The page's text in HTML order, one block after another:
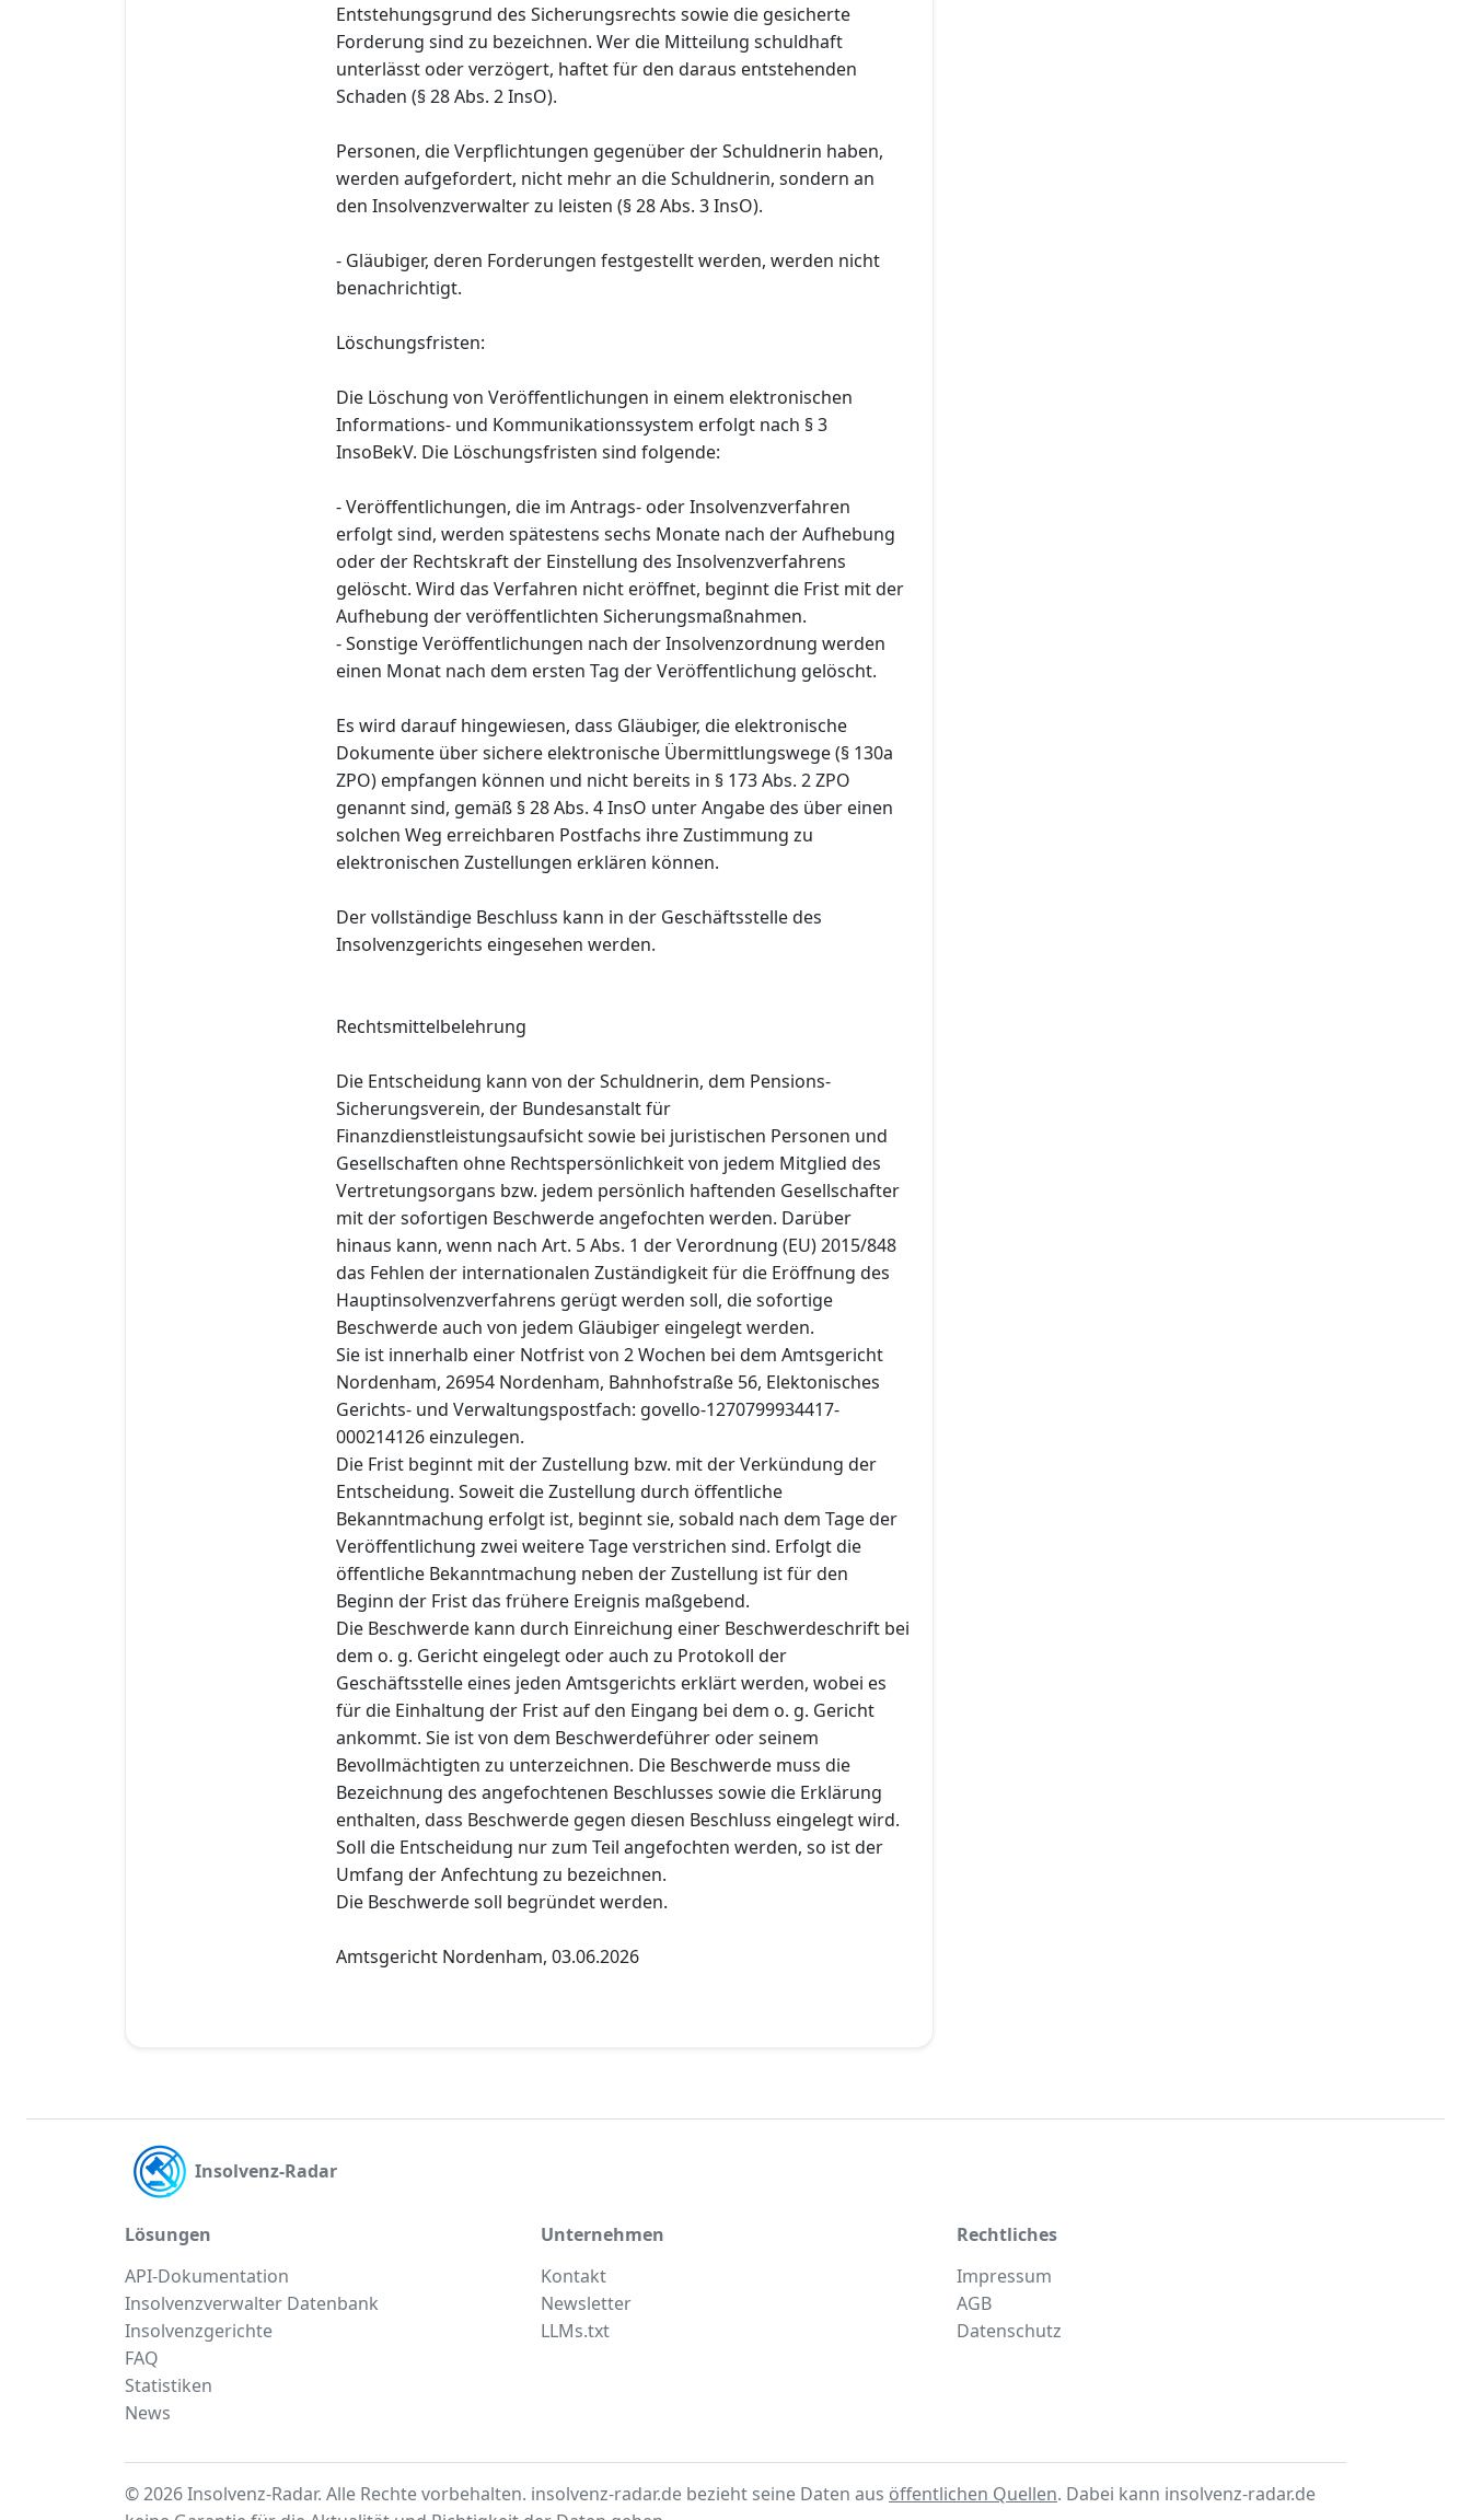
Entstehungsgrund des Sicherungsrechts sowie die gesicherte
Forderung sind zu bezeichnen. Wer die Mitteilung schuldhaft
unterlässt oder verzögert, haftet für den daraus entstehenden
Schaden (§ 28 Abs. 2 InsO).
Personen, die Verpflichtungen gegenüber der Schuldnerin haben,
werden aufgefordert, nicht mehr an die Schuldnerin, sondern an
den Insolvenzverwalter zu leisten (§ 28 Abs. 3 InsO).
- Gläubiger, deren Forderungen festgestellt werden, werden nicht
benachrichtigt.
Löschungsfristen:
Die Löschung von Veröffentlichungen in einem elektronischen
Informations- und Kommunikationssystem erfolgt nach § 3
InsoBekV. Die Löschungsfristen sind folgende:
- Veröffentlichungen, die im Antrags- oder Insolvenzverfahren
erfolgt sind, werden spätestens sechs Monate nach der Aufhebung
oder der Rechtskraft der Einstellung des Insolvenzverfahrens
gelöscht. Wird das Verfahren nicht eröffnet, beginnt die Frist mit der
Aufhebung der veröffentlichten Sicherungsmaßnahmen.
- Sonstige Veröffentlichungen nach der Insolvenzordnung werden
einen Monat nach dem ersten Tag der Veröffentlichung gelöscht.
Es wird darauf hingewiesen, dass Gläubiger, die elektronische
Dokumente über sichere elektronische Übermittlungswege (§ 130a
ZPO) empfangen können und nicht bereits in § 173 Abs. 2 ZPO
genannt sind, gemäß § 28 Abs. 4 InsO unter Angabe des über einen
solchen Weg erreichbaren Postfachs ihre Zustimmung zu
elektronischen Zustellungen erklären können.
Der vollständige Beschluss kann in der Geschäftsstelle des
Insolvenzgerichts eingesehen werden.
Rechtsmittelbelehrung
Die Entscheidung kann von der Schuldnerin, dem Pensions-
Sicherungsverein, der Bundesanstalt für
Finanzdienstleistungsaufsicht sowie bei juristischen Personen und
Gesellschaften ohne Rechtspersönlichkeit von jedem Mitglied des
Vertretungsorgans bzw. jedem persönlich haftenden Gesellschafter
mit der sofortigen Beschwerde angefochten werden. Darüber
hinaus kann, wenn nach Art. 5 Abs. 1 der Verordnung (EU) 2015/848
das Fehlen der internationalen Zuständigkeit für die Eröffnung des
Hauptinsolvenzverfahrens gerügt werden soll, die sofortige
Beschwerde auch von jedem Gläubiger eingelegt werden.
Sie ist innerhalb einer Notfrist von 2 Wochen bei dem Amtsgericht
Nordenham, 26954 Nordenham, Bahnhofstraße 56, Elektonisches
Gerichts- und Verwaltungspostfach: govello-1270799934417-
000214126 einzulegen.
Die Frist beginnt mit der Zustellung bzw. mit der Verkündung der
Entscheidung. Soweit die Zustellung durch öffentliche
Bekanntmachung erfolgt ist, beginnt sie, sobald nach dem Tage der
Veröffentlichung zwei weitere Tage verstrichen sind. Erfolgt die
öffentliche Bekanntmachung neben der Zustellung ist für den
Beginn der Frist das frühere Ereignis maßgebend.
Die Beschwerde kann durch Einreichung einer Beschwerdeschrift bei
dem o. g. Gericht eingelegt oder auch zu Protokoll der
Geschäftsstelle eines jeden Amtsgerichts erklärt werden, wobei es
für die Einhaltung der Frist auf den Eingang bei dem o. g. Gericht
ankommt. Sie ist von dem Beschwerdeführer oder seinem
Bevollmächtigten zu unterzeichnen. Die Beschwerde muss die
Bezeichnung des angefochtenen Beschlusses sowie die Erklärung
enthalten, dass Beschwerde gegen diesen Beschluss eingelegt wird.
Soll die Entscheidung nur zum Teil angefochten werden, so ist der
Umfang der Anfechtung zu bezeichnen.
Die Beschwerde soll begründet werden.
Amtsgericht Nordenham, 03.06.2026
Insolvenz-Radar
Lösungen
API-Dokumentation
Insolvenzverwalter Datenbank
Insolvenzgerichte
FAQ
Statistiken
News
Unternehmen
Kontakt
Newsletter
LLMs.txt
Rechtliches
Impressum
AGB
Datenschutz
© 2026 Insolvenz-Radar. Alle Rechte vorbehalten. insolvenz-radar.de bezieht seine Daten aus öffentlichen Quellen. Dabei kann insolvenz-radar.de